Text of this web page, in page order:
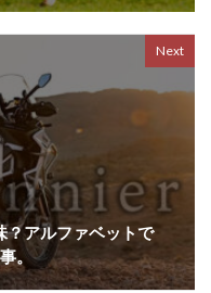
Next
？アルファベットで
。